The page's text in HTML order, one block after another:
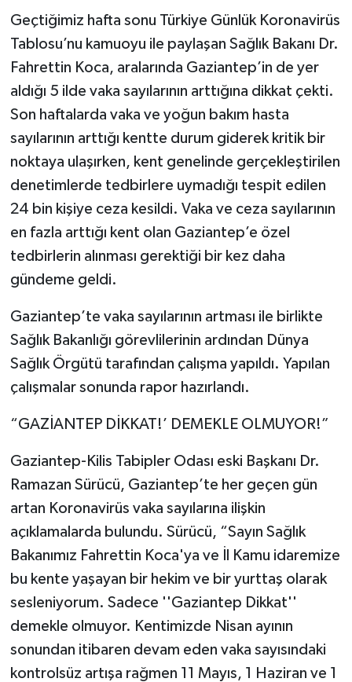
Geçtiğimiz hafta sonu Türkiye Günlük Koronavirüs
Tablosu’nu kamuoyu ile paylaşan Sağlık Bakanı Dr.
Fahrettin Koca, aralarında Gaziantep’in de yer
aldığı 5 ilde vaka sayılarının arttığına dikkat çekti.
Son haftalarda vaka ve yoğun bakım hasta
sayılarının arttığı kentte durum giderek kritik bir
noktaya ulaşırken, kent genelinde gerçekleştirilen
denetimlerde tedbirlere uymadığı tespit edilen
24 bin kişiye ceza kesildi. Vaka ve ceza sayılarının
en fazla arttığı kent olan Gaziantep’e özel
tedbirlerin alınması gerektiği bir kez daha
gündeme geldi.
Gaziantep’te vaka sayılarının artması ile birlikte
Sağlık Bakanlığı görevlilerinin ardından Dünya
Sağlık Örgütü tarafından çalışma yapıldı. Yapılan
çalışmalar sonunda rapor hazırlandı.
“GAZİANTEP DİKKAT!’ DEMEKLE OLMUYOR!”
Gaziantep-Kilis Tabipler Odası eski Başkanı Dr.
Ramazan Sürücü, Gaziantep’te her geçen gün
artan Koronavirüs vaka sayılarına ilişkin
açıklamalarda bulundu. Sürücü, “Sayın Sağlık
Bakanımız Fahrettin Koca'ya ve İl Kamu idaremize
bu kente yaşayan bir hekim ve bir yurttaş olarak
sesleniyorum. Sadece ''Gaziantep Dikkat''
demekle olmuyor. Kentimizde Nisan ayının
sonundan itibaren devam eden vaka sayısındaki
kontrolsüz artışa rağmen 11 Mayıs, 1 Haziran ve 1